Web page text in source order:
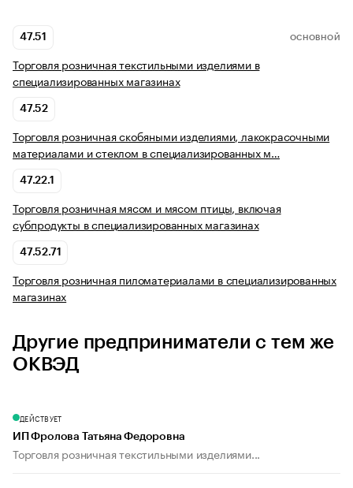
47.51 ОСНОВНОЙ
Торговля розничная текстильными изделиями в
специализированных магазинах
47.52
Торговля розничная скобяными изделиями, лакокрасочными
материалами и стеклом в специализированных м…
47.22.1
Торговля розничная мясом и мясом птицы, включая
субпродукты в специализированных магазинах
47.52.71
Торговля розничная пиломатериалами в специализированных
магазинах
Другие предприниматели с тем же
ОКВЭД
ДЕЙСТВУЕТ
ИП Фролова Татьяна Федоровна
Торговля розничная текстильными изделиями...